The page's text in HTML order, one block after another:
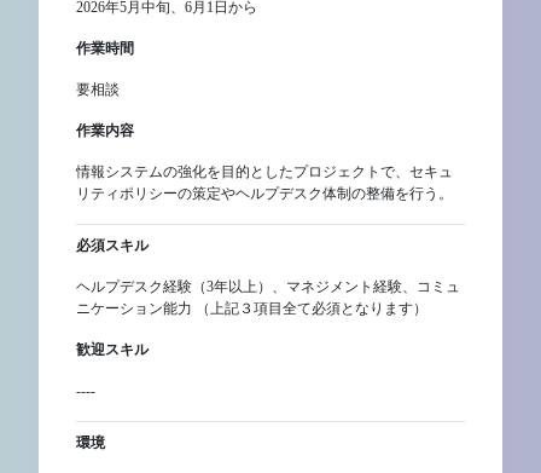
2026年5月中旬、6月1日から
作業時間
要相談
作業内容
情報システムの強化を目的としたプロジェクトで、セキュ
リティポリシーの策定やヘルプデスク体制の整備を行う。
必須スキル
ヘルプデスク経験（3年以上）、マネジメント経験、コミュ
ニケーション能力 （上記３項目全て必須となります）
歓迎スキル
----
環境